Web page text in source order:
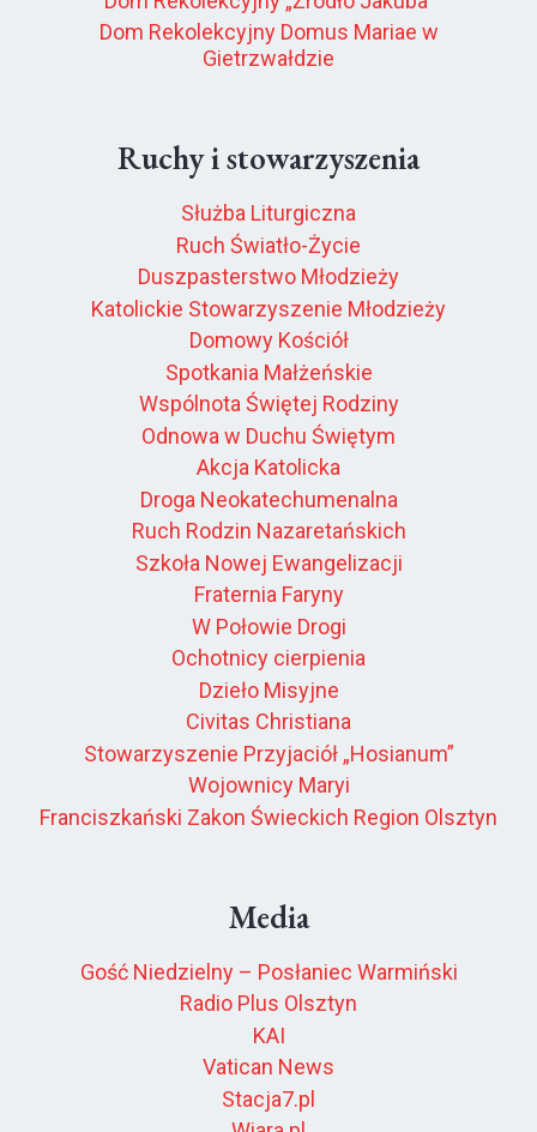
Dom Rekolekcyjny Domus Mariae w
Gietrzwałdzie
Ruchy i stowarzyszenia
Służba Liturgiczna
Ruch Światło-Życie
Duszpasterstwo Młodzieży
Katolickie Stowarzyszenie Młodzieży
Domowy Kościół
Spotkania Małżeńskie
Wspólnota Świętej Rodziny
Odnowa w Duchu Świętym
Akcja Katolicka
Droga Neokatechumenalna
Ruch Rodzin Nazaretańskich
Szkoła Nowej Ewangelizacji
Fraternia Faryny
W Połowie Drogi
Ochotnicy cierpienia
Dzieło Misyjne
Civitas Christiana
Stowarzyszenie Przyjaciół „Hosianum”
Wojownicy Maryi
Franciszkański Zakon Świeckich Region Olsztyn
Media
Gość Niedzielny – Posłaniec Warmiński
Radio Plus Olsztyn
KAI
Vatican News
Stacja7.pl